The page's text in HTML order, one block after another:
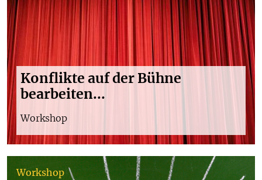
Konflikte auf der Bühne
bearbeiten...
Workshop
Workshop